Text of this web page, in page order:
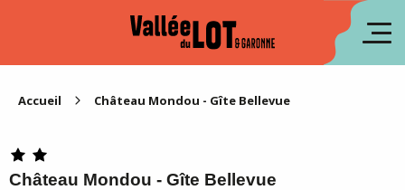
Accueil Château Mondou - Gîte Bellevue
Château Mondou - Gîte Bellevue